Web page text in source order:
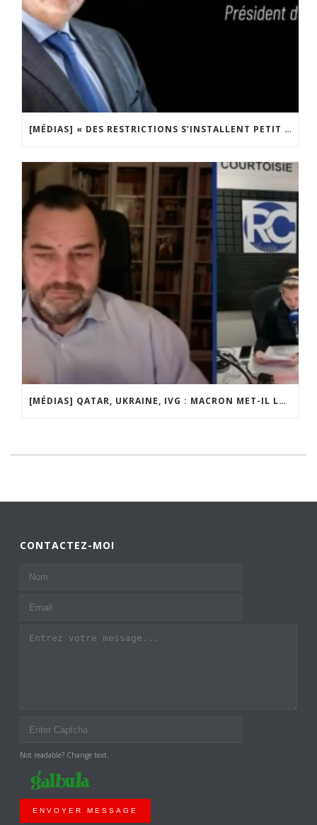
[MÉDIAS] « DES RESTRICTIONS S’INSTALLENT PETIT À PETIT DANS NOTRE PAYS » ENTRETIEN AVEC BOULEVARD VOLTAIRE
[MÉDIAS] QATAR, UKRAINE, IVG : MACRON MET-IL LA FRANCE EN DANGER ? JF POISSON INVITÉ DE LIGNE DROITE SUR RADIO COURTOISIE
CONTACTEZ-MOI
Not readable? Change text.
ENVOYER MESSAGE